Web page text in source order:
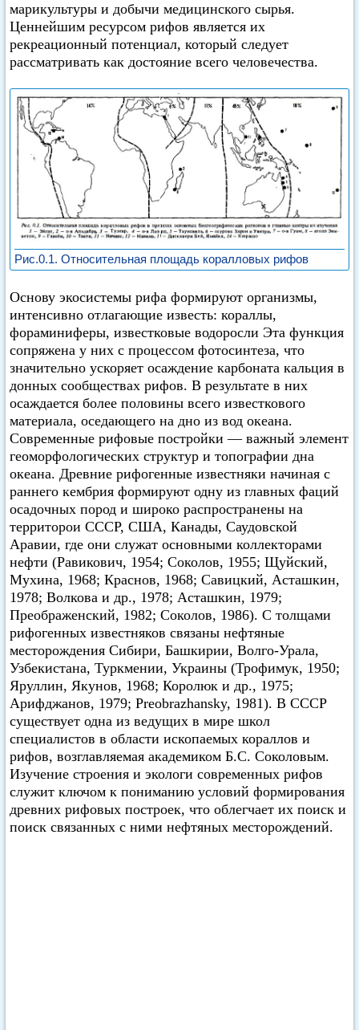
марикультуры и добычи медицинского сырья.
Ценнейшим ресурсом рифов является их
рекреационный потенциал, который следует
рассматривать как достояние всего человечества.
Рис.0.1. Относительная площадь коралловых рифов
Основу экосистемы рифа формируют организмы,
интенсивно отлагающие известь: кораллы,
фораминиферы, известковые водоросли Эта функция
сопряжена у них с процессом фотосинтеза, что
значительно ускоряет осаждение карбоната кальция в
донных сообществах рифов. В результате в них
осаждается более половины всего известкового
материала, оседающего на дно из вод океана.
Современные рифовые постройки — важный элемент
геоморфологических структур и топографии дна
океана. Древние рифогенные известняки начиная с
раннего кембрия формируют одну из главных фаций
осадочных пород и широко распространены на
территорои СССР, США, Канады, Саудовской
Аравии, где они служат основными коллекторами
нефти (Равикович, 1954; Соколов, 1955; Щуйский,
Мухина, 1968; Краснов, 1968; Савицкий, Асташкин,
1978; Волкова и др., 1978; Асташкин, 1979;
Преображенский, 1982; Соколов, 1986). С толщами
рифогенных известняков связаны нефтяные
месторождения Сибири, Башкирии, Волго-Урала,
Узбекистана, Туркмении, Украины (Трофимук, 1950;
Яруллин, Якунов, 1968; Королюк и др., 1975;
Арифджанов, 1979; Preobrazhansky, 1981). В СССР
существует одна из ведущих в мире школ
специалистов в области ископаемых кораллов и
рифов, возглавляемая академиком Б.С. Соколовым.
Изучение строения и экологи современных рифов
служит ключом к пониманию условий формирования
древних рифовых построек, что облегчает их поиск и
поиск связанных с ними нефтяных месторождений.